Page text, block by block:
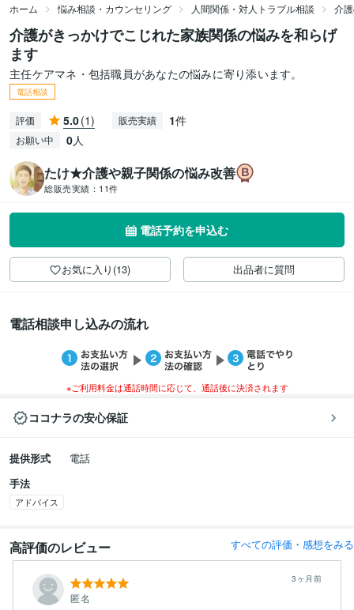
ホーム 悩み相談・カウンセリング 人間関係・対人トラブル相談 介
介護がきっかけでこじれた家族関係の悩みを和らげ
ます
主任ケアマネ・包括職員があなたの悩みに寄り添います。
電話相談
評価 5.0(1) 販売実績 1件
お願い中 0人
たけ★介護や親子関係の悩み改善
総販売実績： 11件
電話予約を申込む
お気に入り(13) 出品者に質問
電話相談申し込みの流れ
※ご利用料金は通話時間に応じて、通話後に決済されます
ココナラの安心保証
提供形式
電話
手法
アドバイス
高評価のレビュー すべての評価・感想をみる
匿名
3ヶ月前